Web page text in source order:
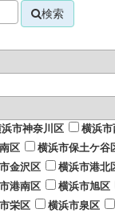
検索
市神奈川区
横浜市
区
横浜市保土ケ谷
金沢区
横浜市港北
港南区 横浜市旭区
栄区 横浜市泉区